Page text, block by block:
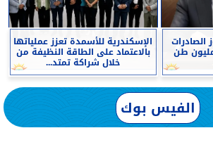
الصادرات
المصرية 6.2 مليون طن
الإسكندرية للأسمدة تعزز عملياتها
بالاعتماد على الطاقة النظيفة من
خلال شراكة تمتد...
الفيس بوك